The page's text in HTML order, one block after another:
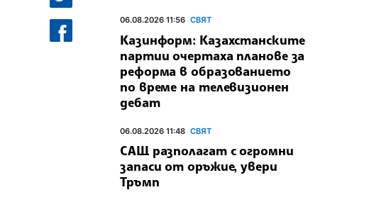
06.08.2026 11:56 СВЯТ
Казинформ: Казахстанските
партии очертаха планове за
реформа в образованието
по време на телевизионен
дебат
06.08.2026 11:48 СВЯТ
САЩ разполагат с огромни
запаси от оръжие, увери
Тръмп